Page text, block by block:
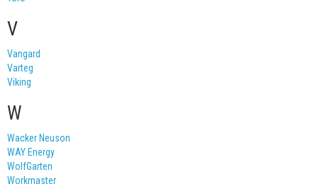
V
Vangard
Varteg
Viking
W
Wacker Neuson
WAY Energy
WolfGarten
Workmaster